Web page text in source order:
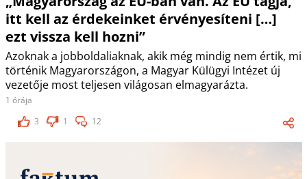
itt kell az érdekeinket érvényesíteni […]
ezt vissza kell hozni”
Azoknak a jobboldaliaknak, akik még mindig nem értik, mi
történik Magyarországon, a Magyar Külügyi Intézet új
vezetője most teljesen világosan elmagyarázta.
1 órája
3
1 12